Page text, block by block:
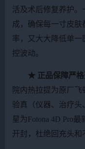
活及术后修复养护
成，确保每一寸皮
率，又大大降低单
控波动。
★ 正品保障严格
院内热拉提为原厂
验真（仪器、治疗头
星为Fotona 4D Pro
开封，杜绝回充头和